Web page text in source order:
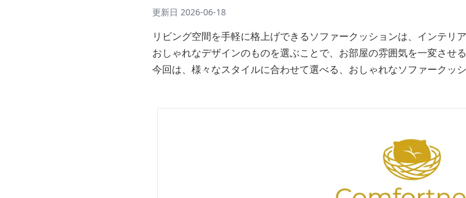
更新日 2026-06-18
リビング空間を手軽に格上げできるソファークッションは、インテリ
おしゃれなデザインのものを選ぶことで、お部屋の雰囲気を一変させる
今回は、様々なスタイルに合わせて選べる、おしゃれなソファークッ